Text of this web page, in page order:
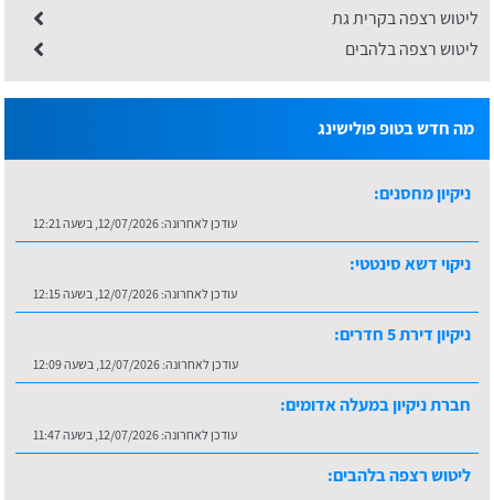
ליטוש רצפה בקרית גת
ליטוש רצפה בלהבים
מה חדש בטופ פולישינג
עודכן לאחרונה:12/07/2026, בשעה 12:15
עודכן לאחרונה:12/07/2026, בשעה 12:09
עודכן לאחרונה:12/07/2026, בשעה 11:47
עודכן לאחרונה:16/07/2026, בשעה 10:36